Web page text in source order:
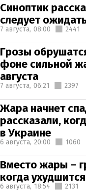
Синоптик
следует
7 августа, 08:00 2441
Грозы
фоне сильной
августа
7 августа, 06:21 2397
Жара начнет
рассказали,
в Украине
6 августа, 20:00 1060
Вместо жары –
когда
6 августа, 18:54 2131